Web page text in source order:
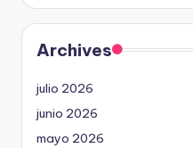
Archives
julio 2026
junio 2026
mayo 2026